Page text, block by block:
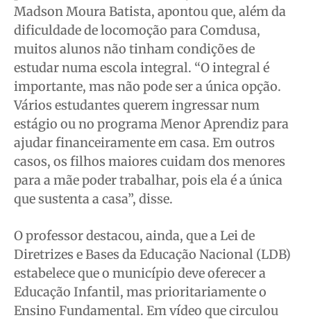
Madson Moura Batista, apontou que, além da
dificuldade de locomoção para Comdusa,
muitos alunos não tinham condições de
estudar numa escola integral. “O integral é
importante, mas não pode ser a única opção.
Vários estudantes querem ingressar num
estágio ou no programa Menor Aprendiz para
ajudar financeiramente em casa. Em outros
casos, os filhos maiores cuidam dos menores
para a mãe poder trabalhar, pois ela é a única
que sustenta a casa”, disse.
O professor destacou, ainda, que a Lei de
Diretrizes e Bases da Educação Nacional (LDB)
estabelece que o município deve oferecer a
Educação Infantil, mas prioritariamente o
Ensino Fundamental. Em vídeo que circulou